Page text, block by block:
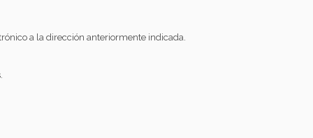
a la dirección anteriormente indicada.